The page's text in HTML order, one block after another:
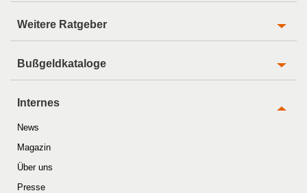
Weitere Ratgeber
Bußgeldkataloge
Internes
News
Magazin
Über uns
Presse